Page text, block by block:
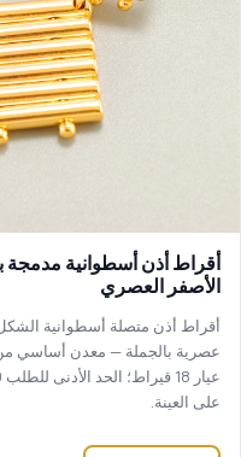
أقراط أذن أسطوانية
الأصفر العصري
أقراط أذن متصلة أسطوانية
عصرية بالجملة — معدن أساسي
على العينة.